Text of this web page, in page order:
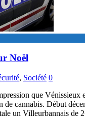
Noël
, Société 0
que Vénissieux
de cannabis. Début
un Villeurbannais de